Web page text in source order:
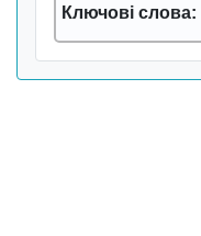
Ключові слова: